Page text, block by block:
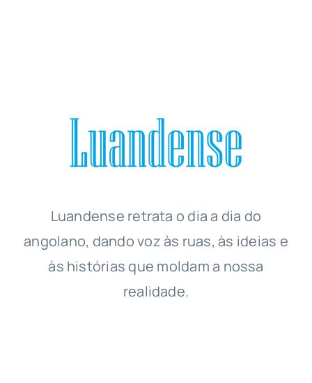
Luandense retrata o dia a dia do
angolano, dando voz às ruas, às ideias e
às histórias que moldam a nossa
realidade.